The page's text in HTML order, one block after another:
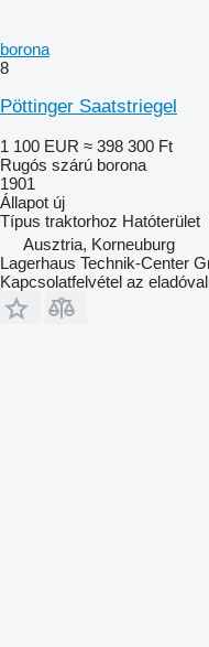
borona
8
Pöttinger Saatstriegel
1 100 EUR ≈ 398 300 Ft
Rugós szárú borona
1901
Állapot új
Típus traktorhoz Hatóterület
Ausztria, Korneuburg
Lagerhaus Technik-Center
Kapcsolatfelvétel az eladóval